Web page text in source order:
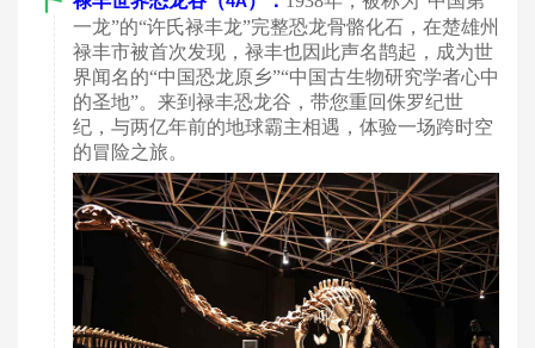
一龙”的“许氏禄丰龙”完整恐龙骨骼化石，在楚雄州
禄丰市被首次发现，禄丰也因此声名鹊起，成为世
界闻名的“中国恐龙原乡”“中国古生物研究学者心中
的圣地”。来到禄丰恐龙谷，带您重回侏罗纪世
纪，与两亿年前的地球霸主相遇，体验一场跨时空
的冒险之旅。